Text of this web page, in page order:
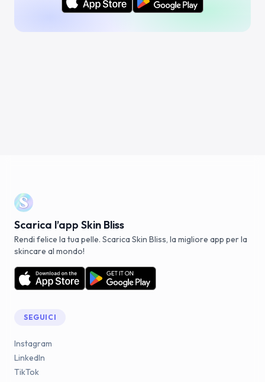
Scarica l’app Skin Bliss
Rendi felice la tua pelle. Scarica Skin Bliss, la migliore app per la
skincare al mondo!
SEGUICI
Instagram
LinkedIn
TikTok